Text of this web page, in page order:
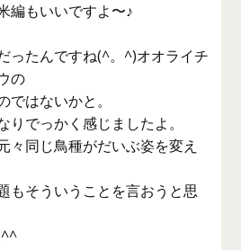
編もいいですよ〜♪
ったんですね(^。^)オオライチ
の
はないかと。
りでっかく感じましたよ。
々同じ鳥種がだいぶ姿を変え
もそういうことを言おうと思
ゞ